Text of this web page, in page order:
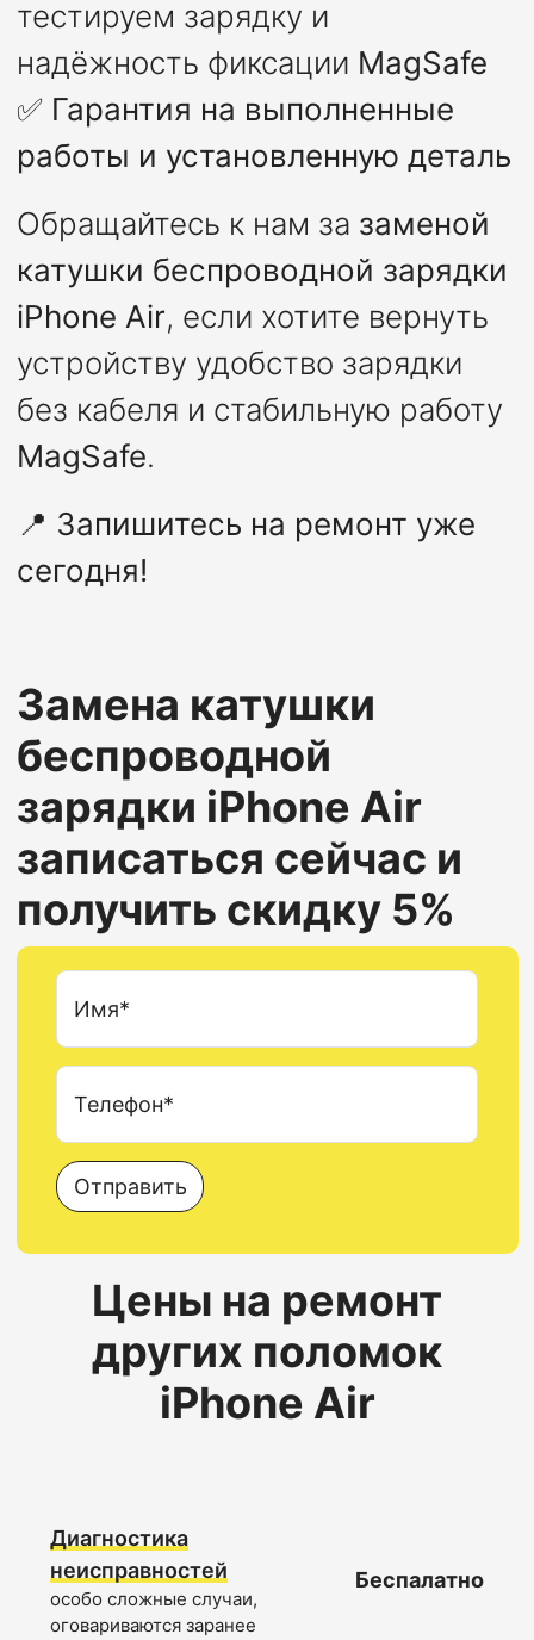
тестируем зарядку и
надёжность фиксации MagSafe
✅ Гарантия на выполненные
работы и установленную деталь
Обращайтесь к нам за заменой
катушки беспроводной зарядки
iPhone Air, если хотите вернуть
устройству удобство зарядки
без кабеля и стабильную работу
MagSafe.
📍 Запишитесь на ремонт уже
сегодня!
Замена катушки
беспроводной
зарядки iPhone Air
записаться сейчас и
получить скидку 5%
Имя*
Телефон*
Отправить
Цены на ремонт
других поломок
iPhone Air
Диагностика
неисправностей
особо сложные случаи,
оговариваются заранее
Беспалатно